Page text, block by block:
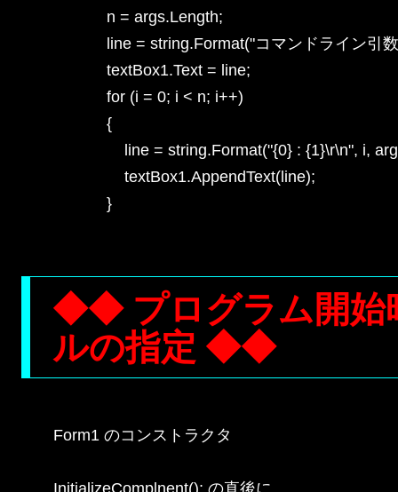
            n = args.Length;
line = string.Format("コマンドライン引
            textBox1.Text = line;
            for (i = 0; i < n; i++)
            {
line = string.Format("{0} : {1}\r\n", i,
                textBox1.AppendText(line);
            }
◆◆ プログラム開始
ルの指定 ◆◆
Form1 のコンストラクタ
InitializeComplnent(); の直後に